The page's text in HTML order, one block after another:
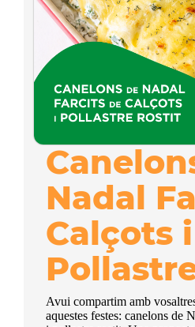
Nadal
Calçots i
Avui compartim amb
aquestes festes: canelons de